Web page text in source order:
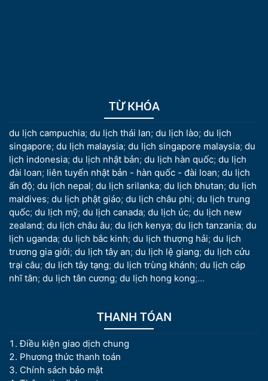
TỪ KHÓA
du lịch campuchia; du lịch thái lan; du lịch lào; du lịch
singapore; du lịch malaysia; du lịch singapore malaysia; du
lịch indonesia; du lịch nhật bản; du lịch hàn quốc; du lịch
đài loan; liên tuyến nhật bản - hàn quốc - đài loan; du lịch
ấn độ; du lịch nepal; du lịch srilanka; du lịch bhutan; du lịch
maldives; du lịch phật giáo; du lịch châu phi; du lịch trung
quốc; du lịch mỹ; du lịch canada; du lịch úc; du lịch new
zealand; du lịch châu âu; du lịch kenya; du lịch tanzania; du
lịch uganda; du lịch bắc kinh; du lịch thượng hải; du lịch
trương gia giới; du lịch tây an; du lịch lệ giang; du lịch cửu
trại câu; du lịch tây tạng; du lịch trùng khánh; du lịch cáp
nhĩ tân; du lịch tân cương; du lịch hong kong;...
THANH TÓAN
Điều kiện giao dịch chung
Phương thức thanh toán
Chính sách bảo mật